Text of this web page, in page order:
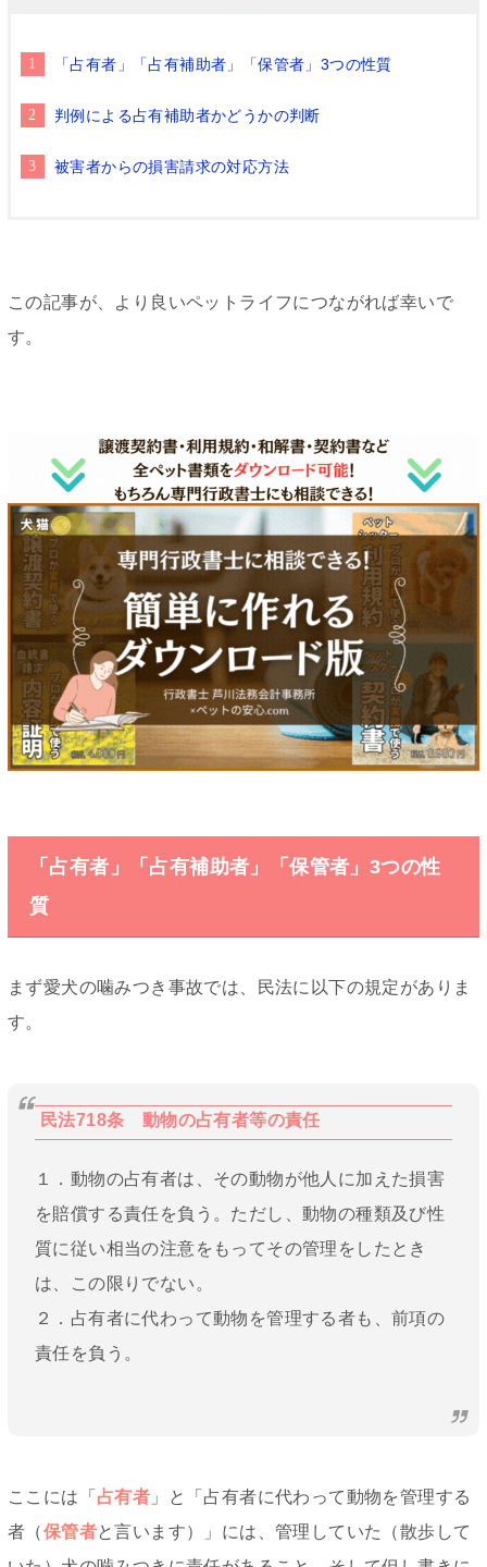
「占有者」「占有補助者」「保管者」3つの性質
判例による占有補助者かどうかの判断
被害者からの損害請求の対応方法
この記事が、より良いペットライフにつながれば幸いで
す。
「占有者」「占有補助者」「保管者」3つの性
質
まず愛犬の噛みつき事故では、民法に以下の規定がありま
す。
民法718条 動物の占有者等の責任
１．動物の占有者は、その動物が他人に加えた損害
を賠償する責任を負う。ただし、動物の種類及び性
質に従い相当の注意をもってその管理をしたとき
は、この限りでない。
２．占有者に代わって動物を管理する者も、前項の
責任を負う。
ここには「 占有者 」と「占有者に代わって動物を管理する
者（保管者と言います）」には、管理していた（散歩して